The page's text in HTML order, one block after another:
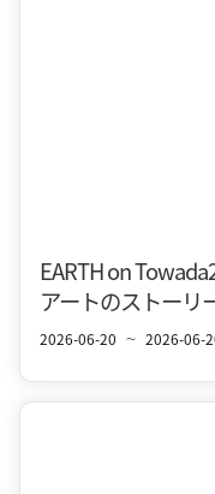
EARTH on
アートのストーリ
2026-06-20 〜 2026-06-